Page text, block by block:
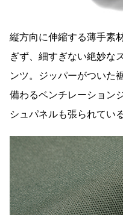
縦方向に伸縮する薄手素
ぎず、細すぎない絶妙な
ンツ。ジッパーがついた
備わるベンチレーション
シュパネルも張られている